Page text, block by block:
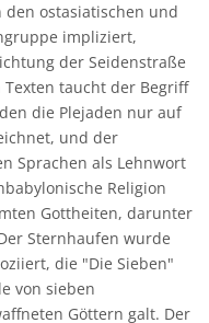
ostasiatischen und
impliziert,
der Seidenstraße
taucht der Begriff
die Plejaden nur auf
und der
Sprachen als Lehnwort
Religion
Gottheiten, darunter
Sternhaufen wurde
die "Die Sieben"
von sieben
Göttern galt. Der